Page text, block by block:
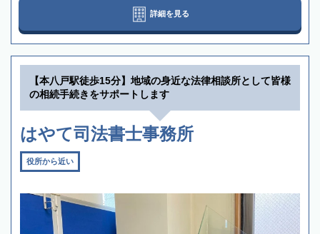
詳細を見る
【本八戸駅徒歩15分】地域の身近な法律相談所として皆様
の相続手続きをサポートします
はやて司法書士事務所
役所から近い